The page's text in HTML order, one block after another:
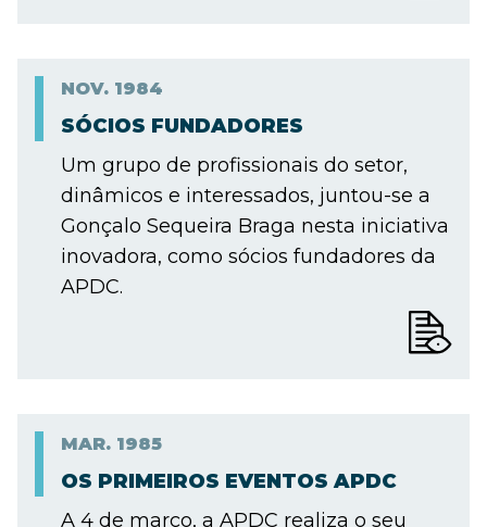
NOV. 1984
SÓCIOS FUNDADORES
Um grupo de profissionais do setor,
dinâmicos e interessados, juntou-se a
Gonçalo Sequeira Braga nesta iniciativa
inovadora, como sócios fundadores da
APDC.
MAR. 1985
OS PRIMEIROS EVENTOS APDC
A 4 de março, a APDC realiza o seu